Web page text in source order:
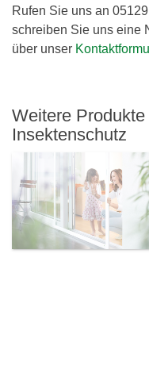
Rufen Sie uns an
schreiben Sie uns eine
über unser
Weitere
Insektenschutz